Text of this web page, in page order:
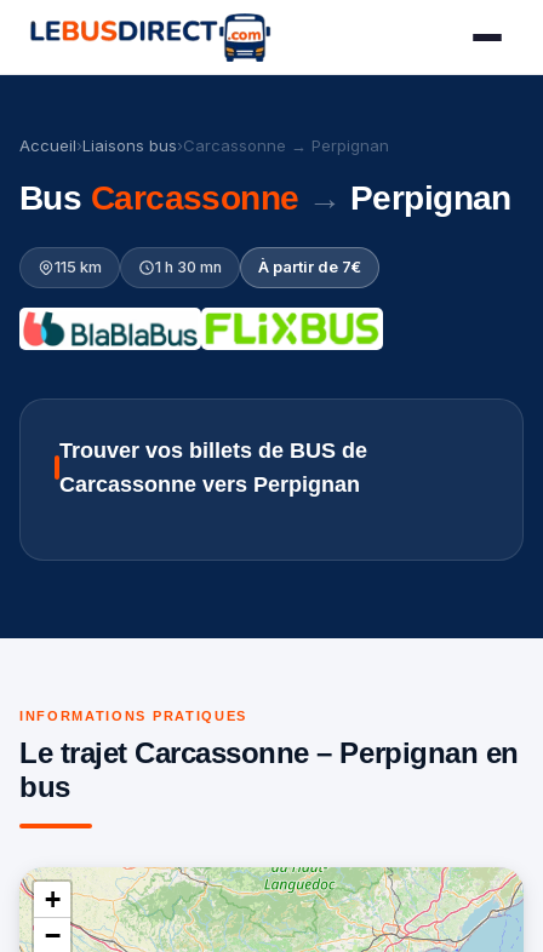
Accueil›Liaisons bus›Carcassonne → Perpignan
Bus Carcassonne → Perpignan
115 km 1 h 30 mn À partir de 7€
Trouver vos billets de BUS de
Carcassonne vers Perpignan
INFORMATIONS PRATIQUES
Le trajet Carcassonne – Perpignan en
bus
+
−